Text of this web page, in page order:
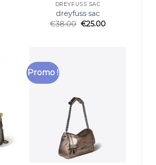
DREYFUSS SAC
dreyfuss sac
€38.00 €25.00
Promo !